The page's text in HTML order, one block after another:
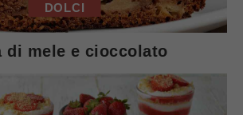
DOLCI
di mele e cioccolato